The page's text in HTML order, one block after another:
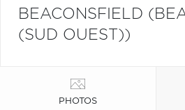
BEACONSFIELD
(SUD OUEST))
PHOTOS